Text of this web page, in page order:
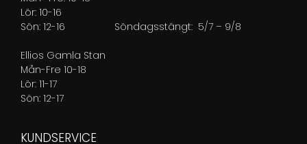
Lör: 10-16
Sön: 12-16 Söndagsstängt: 5/7 – 9/8
Ellios Gamla Stan
Mån-Fre 10-18
Lör: 11-17
Sön: 12-17
KUNDSERVICE